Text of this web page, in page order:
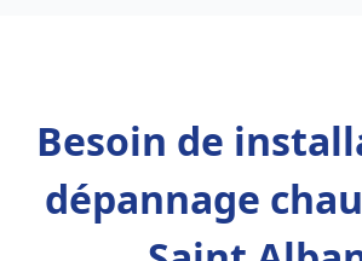
Besoin de
dépannage